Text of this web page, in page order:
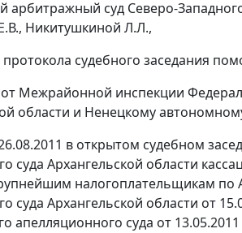
арбитражный суд Северо-
Никитушкиной Л.Л.,
протокола судебного заседания
Межрайонной инспекции
области и Ненецкому
в открытом судебном
суда Архангельской области
налогоплательщикам по
суда Архангельской области от
апелляционного суда от